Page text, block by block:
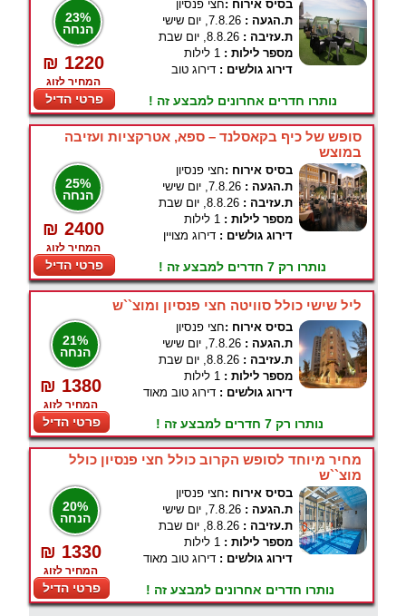
23%
הנחה
₪ 1220
המחיר לזוג
פרטי הדיל
בסיס אירוח :חצי פנסיון
ת.הגעה : 7.8.26, יום שישי
ת.עזיבה : 8.8.26, יום שבת
מספר לילות : 1 לילות
דירוג גולשים : דירוג טוב
נותרו חדרים אחרונים למבצע זה !
סופש של כיף בקאסלנד – ספא, אטרקציות ועזיבה
במוצש
25%
הנחה
₪ 2400
המחיר לזוג
פרטי הדיל
בסיס אירוח :חצי פנסיון
ת.הגעה : 7.8.26, יום שישי
ת.עזיבה : 8.8.26, יום שבת
מספר לילות : 1 לילות
דירוג גולשים : דירוג מצויין
נותרו רק 7 חדרים למבצע זה !
ליל שישי כולל סוויטה חצי פנסיון ומוצ``ש
21%
הנחה
₪ 1380
המחיר לזוג
פרטי הדיל
בסיס אירוח :חצי פנסיון
ת.הגעה : 7.8.26, יום שישי
ת.עזיבה : 8.8.26, יום שבת
מספר לילות : 1 לילות
דירוג גולשים : דירוג טוב מאוד
נותרו רק 7 חדרים למבצע זה !
מחיר מיוחד לסופש הקרוב כולל חצי פנסיון כולל
מוצ``ש
20%
הנחה
₪ 1330
המחיר לזוג
פרטי הדיל
בסיס אירוח :חצי פנסיון
ת.הגעה : 7.8.26, יום שישי
ת.עזיבה : 8.8.26, יום שבת
מספר לילות : 1 לילות
דירוג גולשים : דירוג טוב מאוד
נותרו חדרים אחרונים למבצע זה !